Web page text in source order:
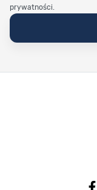
prywatności.